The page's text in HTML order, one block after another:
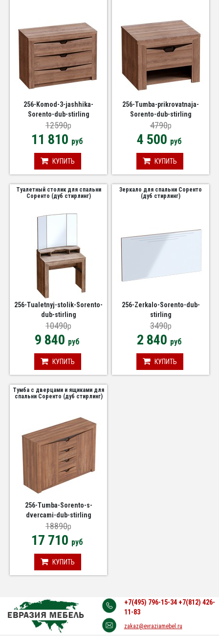
256-Komod-3-jashhika-
Sorento-dub-stirling
12590p
11 810 руб
КУПИТЬ
256-Tumba-prikrovatnaja-
Sorento-dub-stirling
4790p
4 500 руб
КУПИТЬ
Туалетный столик для спальни
Соренто (дуб стирлинг)
256-Tualetnyj-stolik-Sorento-
dub-stirling
10490p
9 840 руб
КУПИТЬ
Зеркало для спальни Соренто
(дуб стирлинг)
256-Zerkalo-Sorento-dub-
stirling
3490p
2 840 руб
КУПИТЬ
Тумба с дверцами и ящиками для
спальни Соренто (дуб стирлинг)
256-Tumba-Sorento-s-
dvercami-dub-stirling
18890p
17 710 руб
КУПИТЬ
+7(495) 796-15-34 +7(812) 426-
11-83
zakaz@evraziamebel.ru